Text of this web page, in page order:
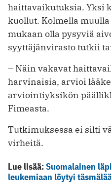
haittavaikutuksia. Yksi
kuollut. Kolmella
mukaan olla pysyviä
syyttäjänvirasto tutkii
– Näin vakavat
harvinaisia, arvioi
arviointiyksikön
Fimeasta.
Tutkimuksessa ei silti
virheitä.
Lue lisää:Suomalainen
leukemiaan löytyi